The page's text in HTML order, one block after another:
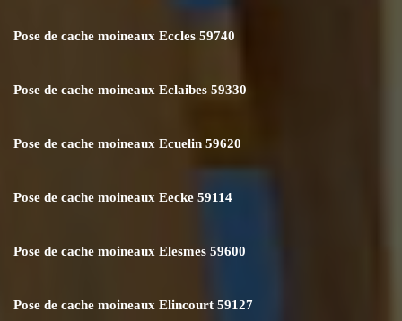
Pose de cache moineaux Eccles 59740
Pose de cache moineaux Eclaibes 59330
Pose de cache moineaux Ecuelin 59620
Pose de cache moineaux Eecke 59114
Pose de cache moineaux Elesmes 59600
Pose de cache moineaux Elincourt 59127